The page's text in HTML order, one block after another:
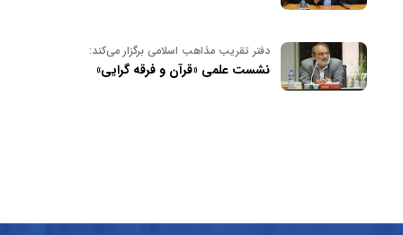
دفتر تقریب مذاهب اسلامی برگزار می‌کند:
نشست علمی «قرآن و فرقه گرایی»